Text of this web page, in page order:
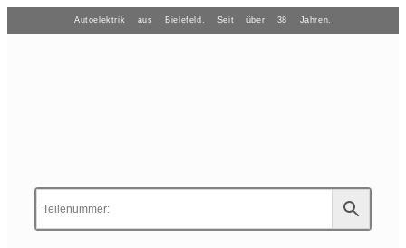
Autoelektrik aus Bielefeld. Seit über 38 Jahren.